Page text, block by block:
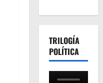
TRILOGÍA
POLÍTICA